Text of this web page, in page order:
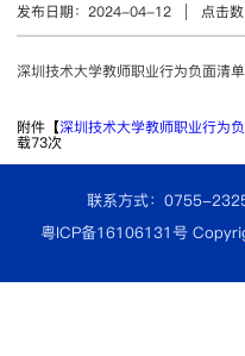
发布日期：2024-04-12 点击
深圳技术大学教师职业行为负面清
附件【深圳技术大学教师职业行为
载73次
联系方式：0755-
粤ICP备16106131号